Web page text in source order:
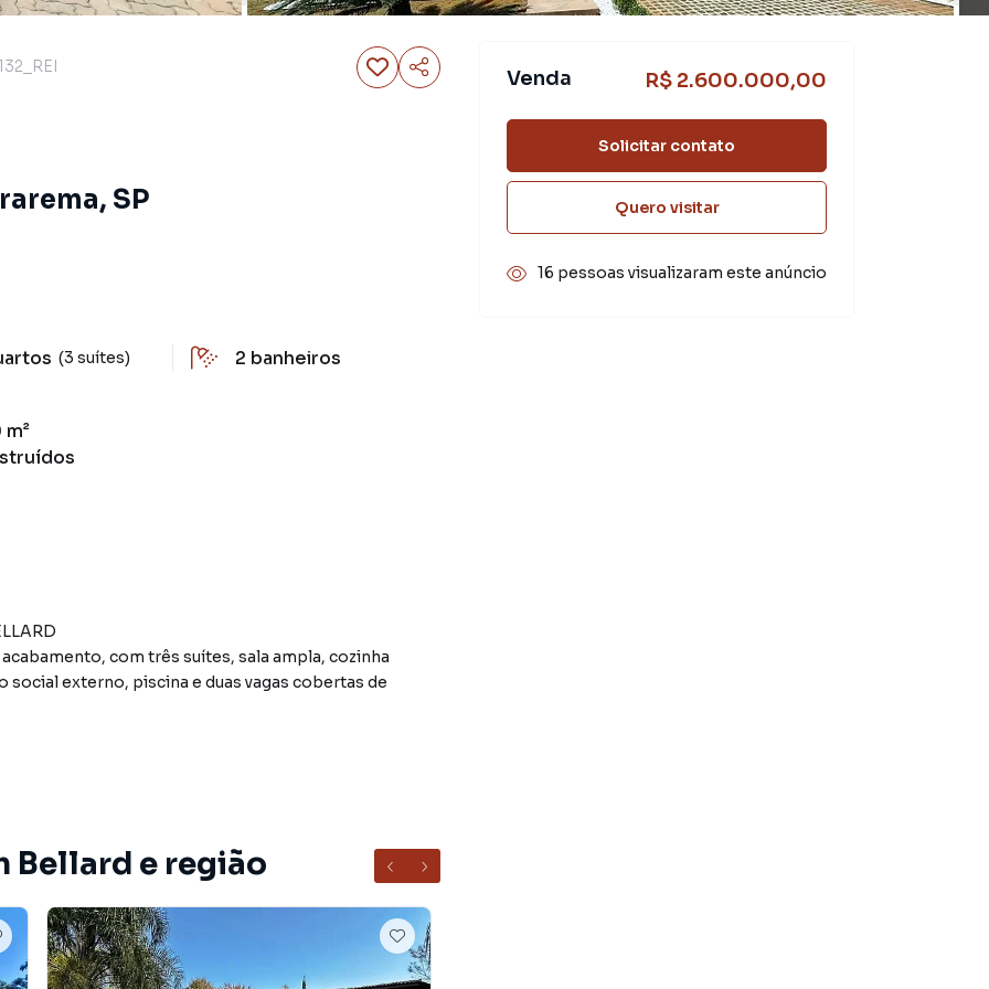
SP
(3 suítes) 2 banheiros
com três suítes, sala ampla, cozinha
externo, piscina e duas vagas cobertas de
em Guararema. Não encontrou o que procurava
Entre em contato com nossa equipe pelo
casas residenciais e comerciais, sobrados,
Bellard e região
Venda R$ 2.600.000,00
Solicitar contato
Quero visitar
16 pessoas visualizaram este anúncio